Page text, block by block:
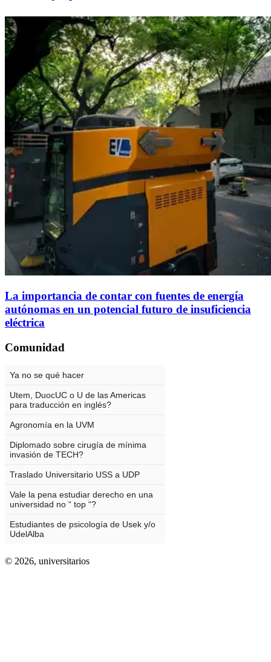
La importancia de contar con fuentes de energía
autónomas en un potencial futuro de insuficiencia
eléctrica
Comunidad
© 2026, universitarios